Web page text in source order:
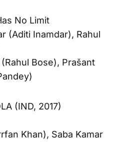
No Limit
(Aditi Inamdar), Rahul
Bose), Prašant
(IND, 2017)
Khan), Saba Kamar